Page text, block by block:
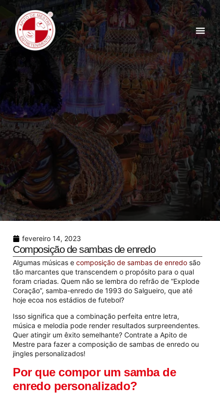
fevereiro 14, 2023
Composição de sambas de enredo
Algumas músicas e composição de sambas de enredo são
tão marcantes que transcendem o propósito para o qual
foram criadas. Quem não se lembra do refrão de “Explode
Coração”, samba-enredo de 1993 do Salgueiro, que até
hoje ecoa nos estádios de futebol?
Isso significa que a combinação perfeita entre letra,
música e melodia pode render resultados surpreendentes.
Quer atingir um êxito semelhante? Contrate a Apito de
Mestre para fazer a composição de sambas de enredo ou
jingles personalizados!
Por que compor um samba de
enredo personalizado?